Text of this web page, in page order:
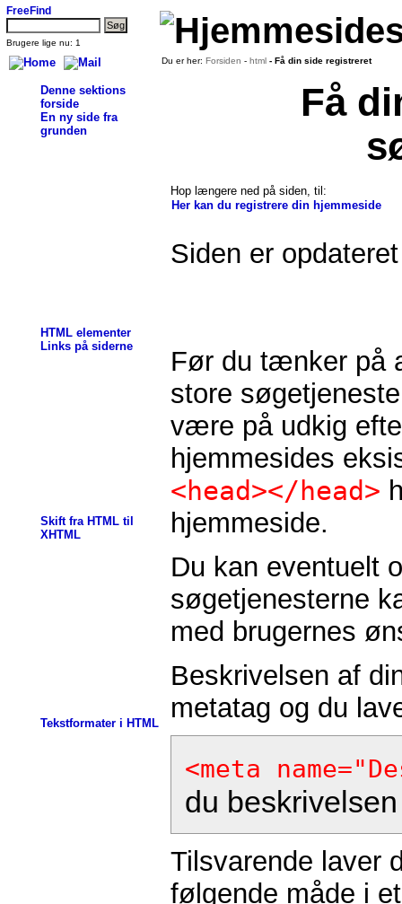
Få
Hop længere ned på siden, til:
Her kan du registrere din hjemmeside
Siden er
Før du tænker på
store
være på udkig
hjemmesides
<head></head>
hjemmeside.
Du kan eventuelt
søgetjenesterne
med brugernes
Beskrivelsen af
metatag og du
<meta
du
Tilsvarende laver
følgende måde i
Du er her: Forsiden - html - Få din side registreret
Brugere lige nu: 1
FreeFind
Denne sektions
forside
En ny side fra
grunden
HTML elementer
Links på siderne
Skift fra HTML til
XHTML
Tekstformater i HTML